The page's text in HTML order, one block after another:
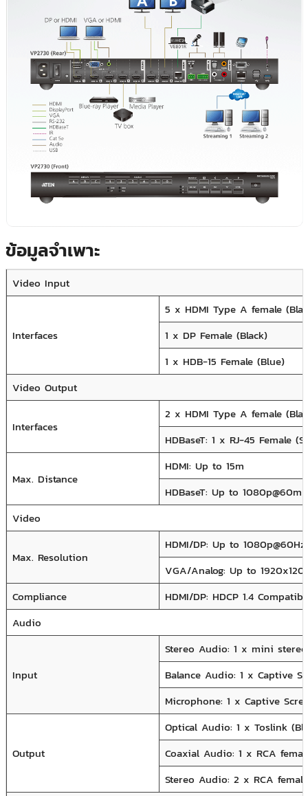
ข้อมูลจำเพาะ
Video Input
Interfaces
5 x HDMI Type A female
1 x DP Female (Black)
1 x HDB-15 Female (Blue)
Video Output
Interfaces
2 x HDMI Type A female
HDBaseT: 1 x RJ-45 Female
Max. Distance
HDMI: Up to 15m
HDBaseT: Up to
Video
Max. Resolution
HDMI/DP: Up to 1080p@60Hz
VGA/Analog: Up to
Compliance
HDMI/DP: HDCP 1.4
Audio
Input
Stereo Audio: 1 x mini
Balance Audio: 1 x Captive
Microphone: 1 x Captive
Output
Optical Audio: 1 x Toslink
Coaxial Audio: 1 x RCA
Stereo Audio: 2 x RCA